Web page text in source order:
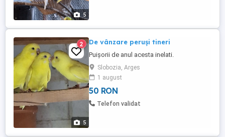
5
5
2 De vânzare peruși tineri
Puișorii de anul acesta inelati.
Slobozia, Arges
1 august
50 RON
Telefon validat